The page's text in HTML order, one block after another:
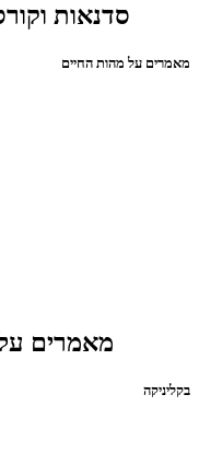
סדנאות
מאמרים על מהות החיים
מאמרים
בקליניקה